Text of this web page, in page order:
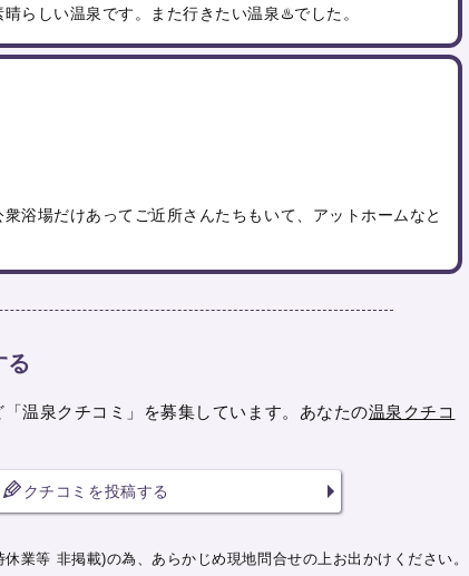
らしい温泉です。また行きたい温泉♨️でした。
浴場だけあってご近所さんたちもいて、アットホームなと
る
温泉クチコミ」を募集しています。あなたの温泉クチコ
クチコミを投稿する
業等 非掲載)の為、あらかじめ現地問合せの上お出かけください。